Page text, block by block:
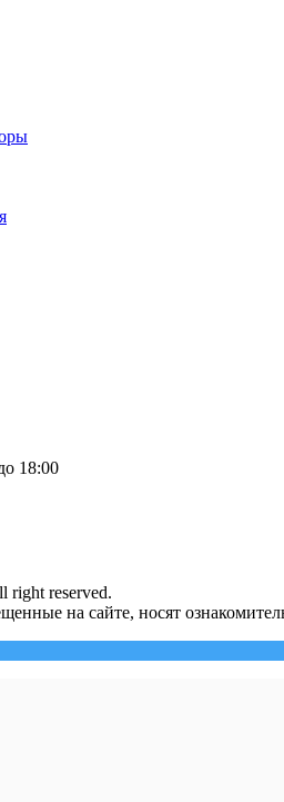
18:00
reserved.
на сайте, носят